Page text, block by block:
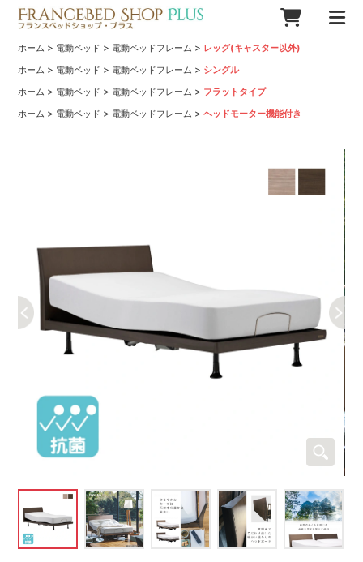
ホーム > 電動ベッド > 電動ベッドフレーム > レッグ(キャスター以外)
ホーム > 電動ベッド > 電動ベッドフレーム > シングル
ホーム > 電動ベッド > 電動ベッドフレーム > フラットタイプ
ホーム > 電動ベッド > 電動ベッドフレーム >ヘッドモーター機能付き